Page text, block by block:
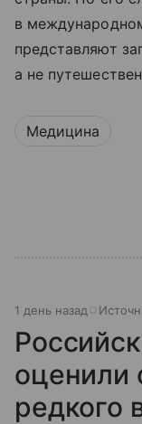
в
представляют
а не
Медицина
1 день назад
оценили
редкого